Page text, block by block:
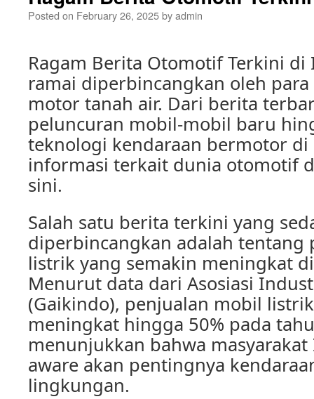
Posted on February 26, 2025byadmin
Ragam Berita Otomotif Terkini di
ramai diperbincangkan oleh
motor tanah air. Dari berita
peluncuran mobil-mobil baru
teknologi kendaraan bermotor di
informasi terkait dunia otomotif
sini.
Salah satu berita terkini yang
diperbincangkan adalah tentang
listrik yang semakin meningkat
Menurut data dari Asosiasi
(Gaikindo), penjualan mobil
meningkat hingga 50% pada
menunjukkan bahwa
aware akan pentingnya
lingkungan.